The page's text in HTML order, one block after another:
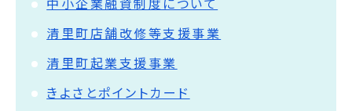
清里町店舗改修等支援事業
清里町起業支援事業
きよさとポイントカード